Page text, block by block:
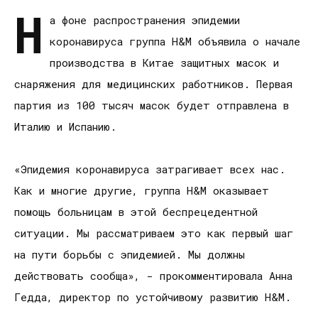
Н
а фоне распространения эпидемии
коронавируса группа H&M объявила о начале
производства в Китае защитных масок и
снаряжения для медицинских работников. Первая
партия из 100 тысяч масок будет отправлена в
Италию и Испанию.
«Эпидемия коронавируса затрагивает всех нас.
Как и многие другие, группа H&M оказывает
помощь больницам в этой беспрецедентной
ситуации. Мы рассматриваем это как первый шаг
на пути борьбы с эпидемией. Мы должны
действовать сообща», - прокомментировала Анна
Гедда, директор по устойчивому развитию H&M.